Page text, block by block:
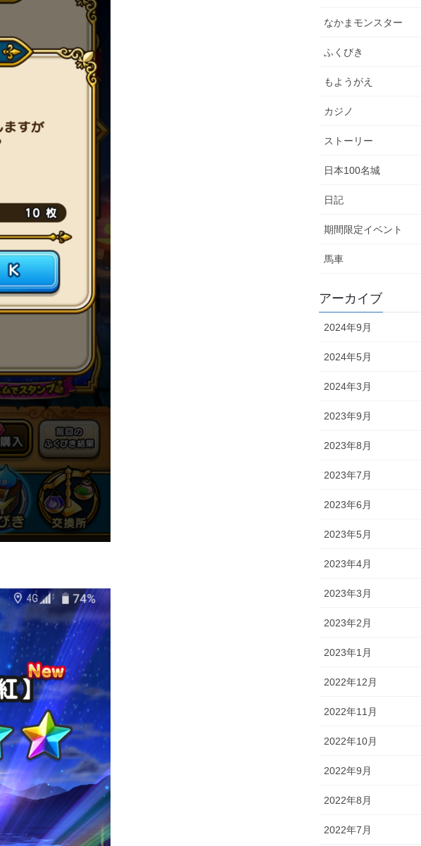
なかまモンスター
ふくびき
もようがえ
カジノ
ストーリー
日本100名城
日記
期間限定イベント
馬車
アーカイブ
2024年9月
2024年5月
2024年3月
2023年9月
2023年8月
2023年7月
2023年6月
2023年5月
2023年4月
2023年3月
2023年2月
2023年1月
2022年12月
2022年11月
2022年10月
2022年9月
2022年8月
2022年7月